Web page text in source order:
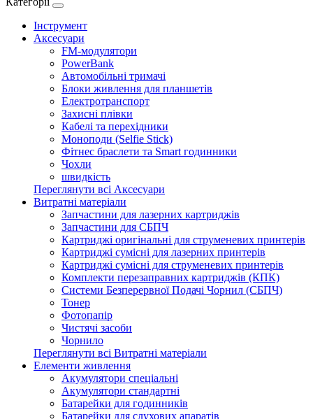
Інструмент
Аксесуари
FM-модулятори
PowerBank
Автомобільні тримачі
Блоки живлення для планшетів
Електротранспорт
Захисні плівки
Кабелі та перехідники
Моноподи (Selfie Stick)
Фітнес браслети та Smart годинники
Чохли
швидкість
Переглянути всі Аксесуари
Витратні матеріали
Запчастини для лазерних картриджів
Запчастини для СБПЧ
Картриджі оригінальні для струменевих принтерів
Картриджі сумісні для лазерних принтерів
Картриджі сумісні для струменевих принтерів
Комплекти перезаправних картриджів (КПК)
Системи Безперервної Подачі Чорнил (СБПЧ)
Тонер
Фотопапір
Чистячі засоби
Чорнило
Переглянути всі Витратні матеріали
Елементи живлення
Акумулятори спеціальні
Акумулятори стандартні
Батарейки для годинників
Батарейки для слухових апаратів